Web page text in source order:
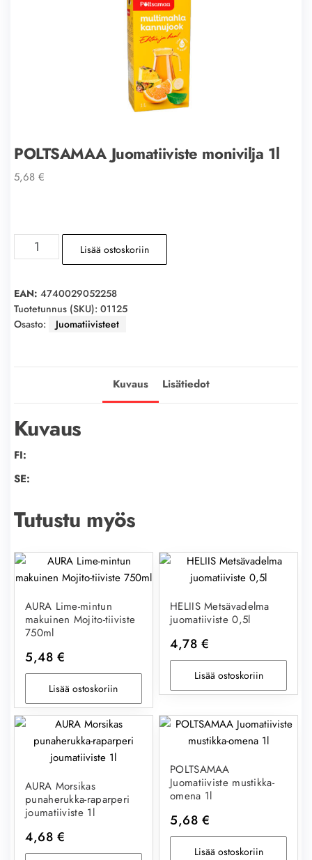
POLTSAMAA Juomatiiviste monivilja 1l
5,68 €
POLTSAMAA
Juomatiiviste
1l
määrä
Lisää ostoskoriin
EAN: 4740029052258
Tuotetunnus (SKU): 01125
Osasto:
Juomatiivisteet
Kuvaus Lisätiedot
Kuvaus
FI:
SE:
Tutustu myös
AURA Lime-mintun
makuinen Mojito-tiiviste
750ml
5,48 €
Lisää ostoskoriin
HELIIS Metsävadelma
juomatiiviste 0,5l
4,78 €
Lisää ostoskoriin
AURA Morsikas
punaherukka-raparperi
joumatiiviste 1l
4,68 €
POLTSAMAA
Juomatiiviste mustikka-
omena 1l
5,68 €
Lisää ostoskoriin